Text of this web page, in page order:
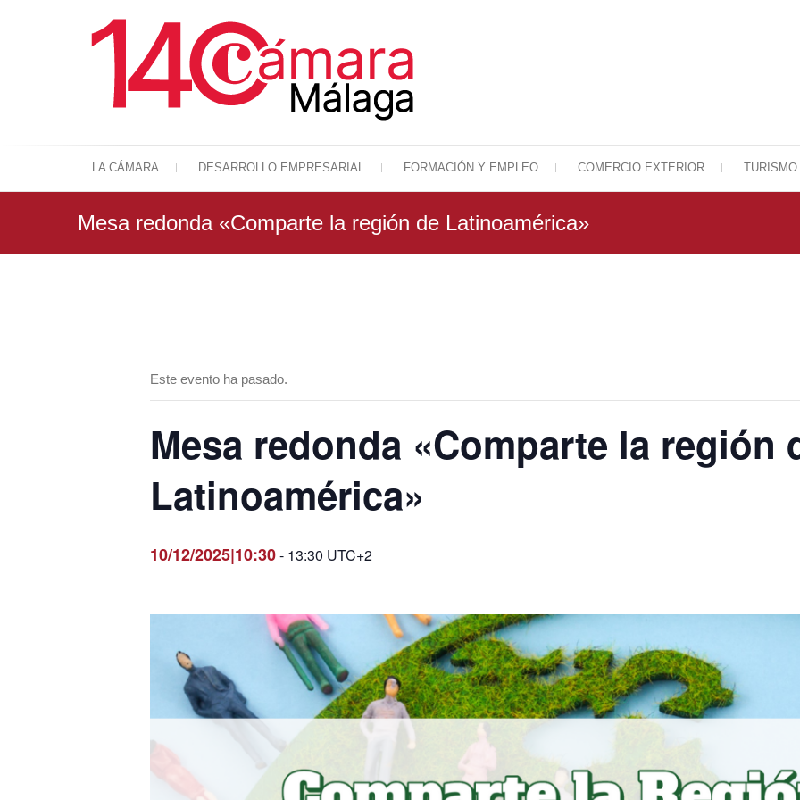
Cámara de Comercio de Málaga
LA CÁMARA DESARROLLO EMPRESARIAL FORMACIÓN Y EMPLEO COMERCIO EXTERIOR TURISMO
Mesa redonda «Comparte la región de Latinoamérica»
Este evento ha pasado.
Mesa redonda «Comparte la región
Latinoamérica»
10/12/2025|10:30- 13:30 UTC+2